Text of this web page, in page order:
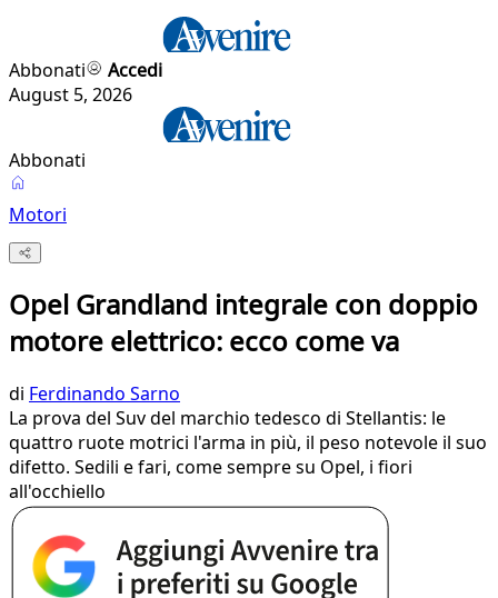
Abbonati
Accedi
August 5, 2026
Abbonati
Motori
Opel Grandland integrale con doppio
motore elettrico: ecco come va
di Ferdinando Sarno
La prova del Suv del marchio tedesco di Stellantis: le
quattro ruote motrici l'arma in più, il peso notevole il suo
difetto. Sedili e fari, come sempre su Opel, i fiori
all'occhiello